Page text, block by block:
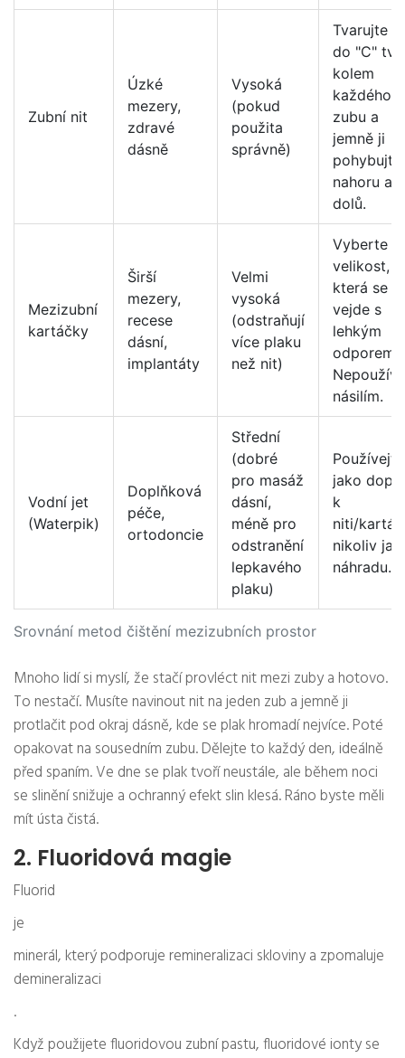
Srovnání metod čištění mezizubních prostor
Zubní nit
Úzké
mezery,
zdravé
dásně
Vysoká
(pokud
použita
správně)
Tvarujte
do "C"
kolem
každého
zubu a
jemně ji
pohybujte
nahoru a
dolů.
Mezizubní
kartáčky
Širší
mezery,
recese
dásní,
implantáty
Velmi
vysoká
(odstraňují
více plaku
než nit)
Vyberte
velikost,
která se
vejde s
lehkým
odporem.
násilím.
Vodní jet
(Waterpik)
Doplňková
péče,
ortodoncie
Střední
(dobré
pro masáž
dásní,
méně pro
odstranění
lepkavého
plaku)
Používejte
jako
k
niti/
nikoliv
náhradu.
Mnoho lidí si myslí, že stačí provléct nit mezi zuby a hotovo.
To nestačí. Musíte navinout nit na jeden zub a jemně ji
protlačit pod okraj dásně, kde se plak hromadí nejvíce. Poté
opakovat na sousedním zubu. Dělejte to každý den, ideálně
před spaním. Ve dne se plak tvoří neustále, ale během noci
se slinění snižuje a ochranný efekt slin klesá. Ráno byste měli
mít ústa čistá.
2. Fluoridová magie
Fluorid
je
minerál, který podporuje remineralizaci skloviny a zpomaluje
demineralizaci
.
Když použijete fluoridovou zubní pastu, fluoridové ionty se